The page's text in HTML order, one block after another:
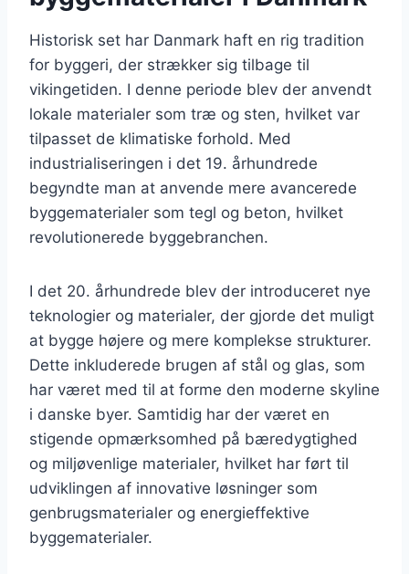
Historisk set har Danmark haft en rig tradition
for byggeri, der strækker sig tilbage til
vikingetiden. I denne periode blev der anvendt
lokale materialer som træ og sten, hvilket var
tilpasset de klimatiske forhold. Med
industrialiseringen i det 19. århundrede
begyndte man at anvende mere avancerede
byggematerialer som tegl og beton, hvilket
revolutionerede byggebranchen.
I det 20. århundrede blev der introduceret nye
teknologier og materialer, der gjorde det muligt
at bygge højere og mere komplekse strukturer.
Dette inkluderede brugen af stål og glas, som
har været med til at forme den moderne skyline
i danske byer. Samtidig har der været en
stigende opmærksomhed på bæredygtighed
og miljøvenlige materialer, hvilket har ført til
udviklingen af innovative løsninger som
genbrugsmaterialer og energieffektive
byggematerialer.